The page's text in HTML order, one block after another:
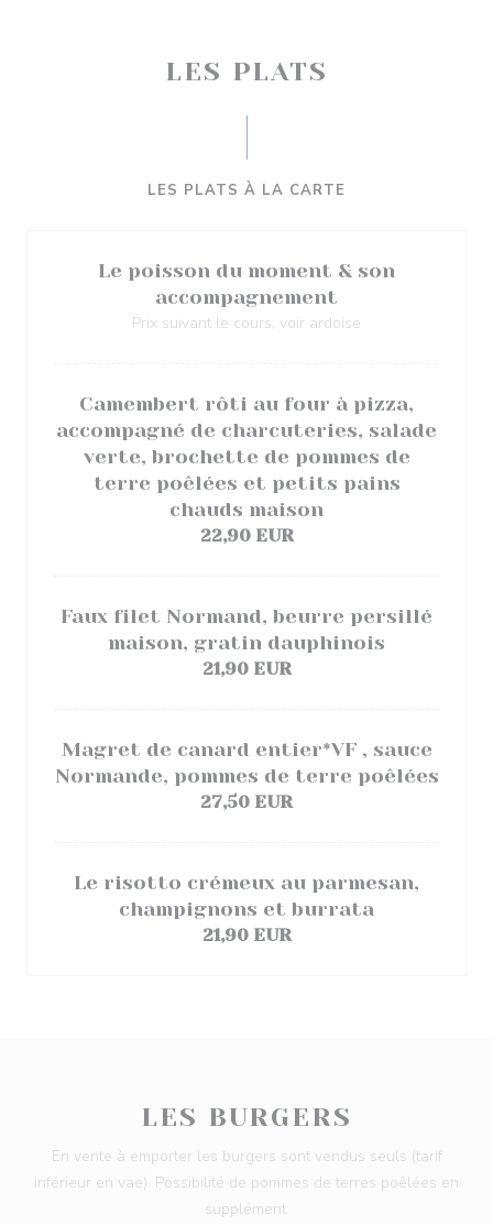
LES PLATS
LES PLATS À LA CARTE
Le poisson du moment & son
accompagnement
Prix suivant le cours, voir ardoise
Camembert rôti au four à pizza,
accompagné de charcuteries, salade
verte, brochette de pommes de
terre poêlées et petits pains
chauds maison
22,90 EUR
Faux filet Normand, beurre persillé
maison, gratin dauphinois
21,90 EUR
Magret de canard entier*VF , sauce
Normande, pommes de terre poêlées
27,50 EUR
Le risotto crémeux au parmesan,
champignons et burrata
21,90 EUR
LES BURGERS
En vente à emporter les burgers sont vendus seuls (tarif
inférieur en vae). Possibilité de pommes de terres poêlées en
supplément.